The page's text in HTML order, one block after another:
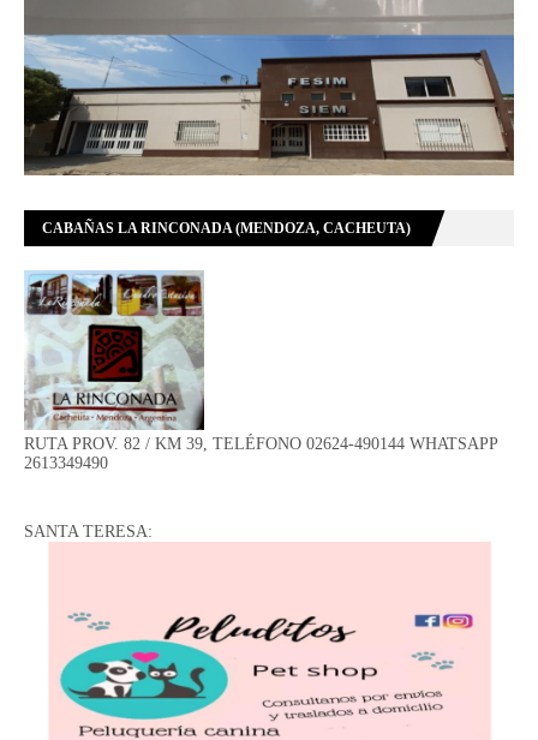
CABAÑAS LA RINCONADA (MENDOZA, CACHEUTA)
RUTA PROV. 82 / KM 39, TELÉFONO 02624-490144 WHATSAPP
2613349490
SANTA TERESA: